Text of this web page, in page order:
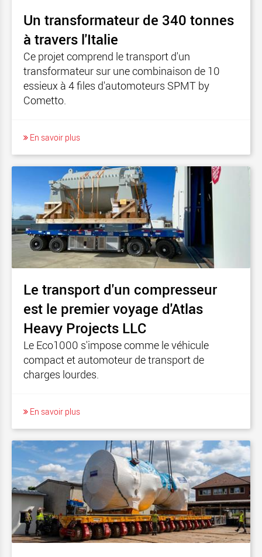
Un transformateur de 340 tonnes
à travers l'Italie
Ce projet comprend le transport d'un
transformateur sur une combinaison de 10
essieux à 4 files d'automoteurs SPMT by
Cometto.
En savoir plus
Le transport d'un compresseur
est le premier voyage d'Atlas
Heavy Projects LLC
Le Eco1000 s'impose comme le véhicule
compact et automoteur de transport de
charges lourdes.
En savoir plus